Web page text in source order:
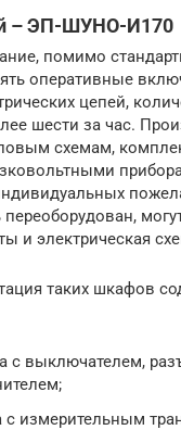
– ЭП-ШУНО-И170
помимо
оперативные
цепей,
шести за час.
схемам,
и электрическая
таких шкафов
с выключателем,
с измерительным